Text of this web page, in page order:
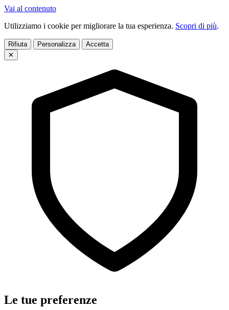
Vai al contenuto
Utilizziamo i cookie per migliorare la tua esperienza. Scopri di più.
Rifiuta Personalizza
Accetta
✕
Le tue preferenze